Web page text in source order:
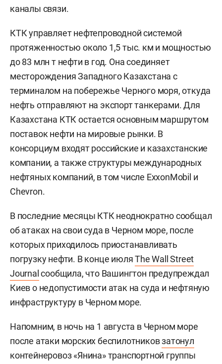
каналы связи.
КТК управляет нефтепроводной системой
протяженностью около 1,5 тыс. км и мощностью
до 83 млн т нефти в год. Она соединяет
месторождения Западного Казахстана с
терминалом на побережье Черного моря, откуда
нефть отправляют на экспорт танкерами. Для
Казахстана КТК остается основным маршрутом
поставок нефти на мировые рынки. В
консорциум входят российские и казахстанские
компании, а также структуры международных
нефтяных компаний, в том числе ExxonMobil и
Chevron.
В последние месяцы КТК неоднократно сообщал
об атаках на свои суда в Черном море, после
которых приходилось приостанавливать
погрузку нефти. В конце июляThe Wall Street
Journalсообщила, что Вашингтон предупреждал
Киев о недопустимости атак на суда и нефтяную
инфраструктуру в Черном море.
Напомним, в ночь на 1 августа в Черном море
после атаки морских беспилотниковзатонул
контейнеровоз «Янина» транспортной группы